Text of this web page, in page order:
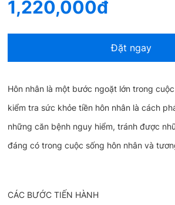
1,220,000đ
Đặt ngay
Hôn nhân là một bước ngoặt lớn trong
kiểm tra sức khỏe tiền hôn nhân là cách
những căn bệnh nguy hiểm, tránh được
đáng có trong cuộc sống hôn nhân và
CÁC BƯỚC TIẾN HÀNH